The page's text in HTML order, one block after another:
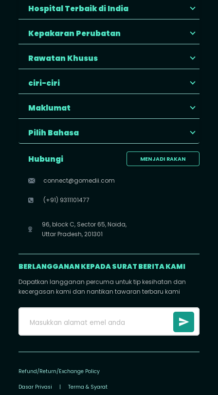
Hospital Terbaik di India
Kepakaran Perubatan
Rawatan Khusus
ciri-ciri
Maklumat
Pilih Bahasa
MENJADI RAKAN
Hubungi
connect@gomedii.com
(+91) 9311101477
96, block C, Sector 65, Noida,
Uttar Pradesh, 201301
BERLANGGANAN KEPADA SURAT BERITA KAMI
Dapatkan langganan percuma untuk tip kesihatan dan
kecergasan kami dan nantikan tawaran terbaru kami
Refund/Return/Exchange Policy
Dasar Privasi | Terma & Syarat